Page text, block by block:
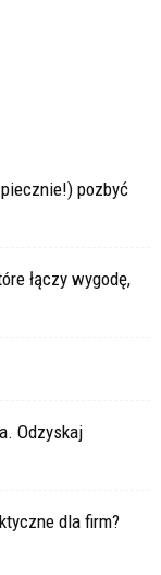
pozbyć
łączy wygodę,
Odzyskaj
dla firm?